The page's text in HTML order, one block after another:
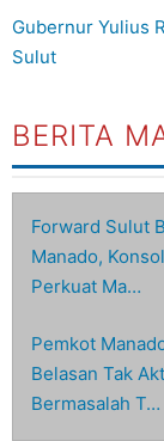
Gubernur Yulius
Sulut
BERITA
Forward Sulut
Manado,
Perkuat Ma…
Pemkot
Belasan Tak
Bermasalah T…